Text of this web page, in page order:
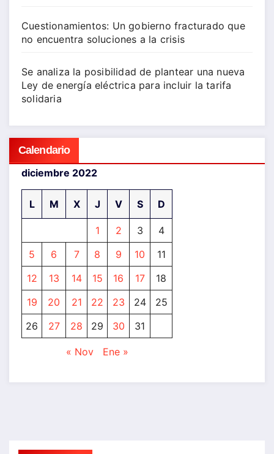
Cuestionamientos: Un gobierno fracturado que
no encuentra soluciones a la crisis
Se analiza la posibilidad de plantear una nueva
Ley de energía eléctrica para incluir la tarifa
solidaria
Calendario
diciembre 2022
L M X J V S D
1 2 3
4
5
6 7 8 9 10
11
12
13 14 15 16 17
18
19
20 21 22 23 24
25
26
27 28 29 30 31
« Nov Ene »